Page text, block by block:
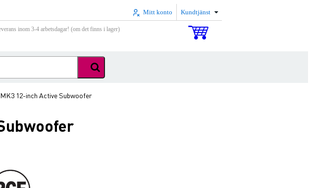
Mitt konto Kundtjänst
inom 3-4 arbetsdagar! (om det finns i lager)
12-inch Active Subwoofer